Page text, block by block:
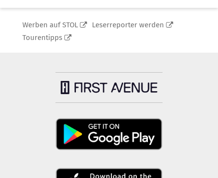
Werben auf STOL
Leserreporter werden
Tourentipps